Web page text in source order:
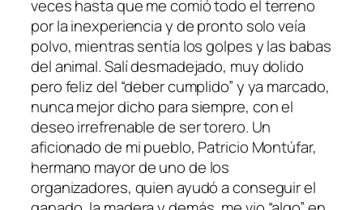
veces hasta que me comió todo el terreno
por la inexperiencia y de pronto solo veía
polvo, mientras sentía los golpes y las babas
del animal. Salí desmadejado, muy dolido
pero feliz del “deber cumplido” y ya marcado,
nunca mejor dicho para siempre, con el
deseo irrefrenable de ser torero. Un
aficionado de mi pueblo, Patricio Montúfar,
hermano mayor de uno de los
organizadores, quien ayudó a conseguir el